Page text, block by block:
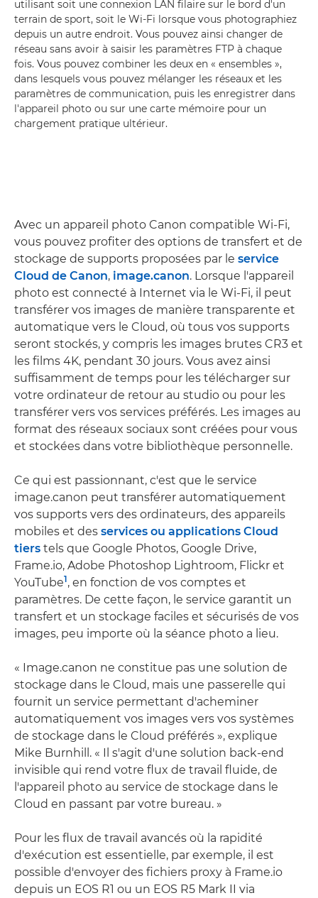
utilisant soit une connexion LAN filaire sur le bord d'un
terrain de sport, soit le Wi-Fi lorsque vous photographiez
depuis un autre endroit. Vous pouvez ainsi changer de
réseau sans avoir à saisir les paramètres FTP à chaque
fois. Vous pouvez combiner les deux en « ensembles »,
dans lesquels vous pouvez mélanger les réseaux et les
paramètres de communication, puis les enregistrer dans
l'appareil photo ou sur une carte mémoire pour un
chargement pratique ultérieur.
Avec un appareil photo Canon compatible Wi-Fi,
vous pouvez profiter des options de transfert et de
stockage de supports proposées par le service
Cloud de Canon, image.canon. Lorsque l'appareil
photo est connecté à Internet via le Wi-Fi, il peut
transférer vos images de manière transparente et
automatique vers le Cloud, où tous vos supports
seront stockés, y compris les images brutes CR3 et
les films 4K, pendant 30 jours. Vous avez ainsi
suffisamment de temps pour les télécharger sur
votre ordinateur de retour au studio ou pour les
transférer vers vos services préférés. Les images au
format des réseaux sociaux sont créées pour vous
et stockées dans votre bibliothèque personnelle.
Ce qui est passionnant, c'est que le service
image.canon peut transférer automatiquement
vos supports vers des ordinateurs, des appareils
mobiles et des services ou applications Cloud
tiers tels que Google Photos, Google Drive,
Frame.io, Adobe Photoshop Lightroom, Flickr et
YouTube1, en fonction de vos comptes et
paramètres. De cette façon, le service garantit un
transfert et un stockage faciles et sécurisés de vos
images, peu importe où la séance photo a lieu.
« Image.canon ne constitue pas une solution de
stockage dans le Cloud, mais une passerelle qui
fournit un service permettant d'acheminer
automatiquement vos images vers vos systèmes
de stockage dans le Cloud préférés », explique
Mike Burnhill. « Il s'agit d'une solution back-end
invisible qui rend votre flux de travail fluide, de
l'appareil photo au service de stockage dans le
Cloud en passant par votre bureau. »
Pour les flux de travail avancés où la rapidité
d'exécution est essentielle, par exemple, il est
possible d'envoyer des fichiers proxy à Frame.io
depuis un EOS R1 ou un EOS R5 Mark II via